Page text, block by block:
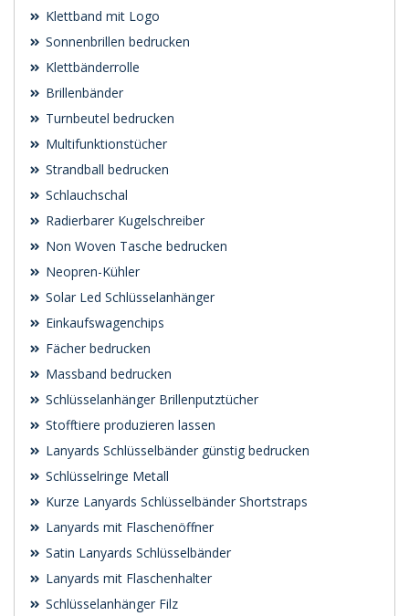
Klettband mit Logo
Sonnenbrillen bedrucken
Klettbänderrolle
Brillenbänder
Turnbeutel bedrucken
Multifunktionstücher
Strandball bedrucken
Schlauchschal
Radierbarer Kugelschreiber
Non Woven Tasche bedrucken
Neopren-Kühler
Solar Led Schlüsselanhänger
Einkaufswagenchips
Fächer bedrucken
Massband bedrucken
Schlüsselanhänger Brillenputztücher
Stofftiere produzieren lassen
Lanyards Schlüsselbänder günstig bedrucken
Schlüsselringe Metall
Kurze Lanyards Schlüsselbänder Shortstraps
Lanyards mit Flaschenöffner
Satin Lanyards Schlüsselbänder
Lanyards mit Flaschenhalter
Schlüsselanhänger Filz